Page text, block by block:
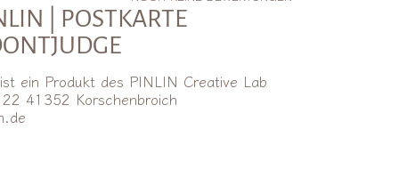
| POSTKARTE
ein Produkt des PINLIN Creative Lab
41352 Korschenbroich